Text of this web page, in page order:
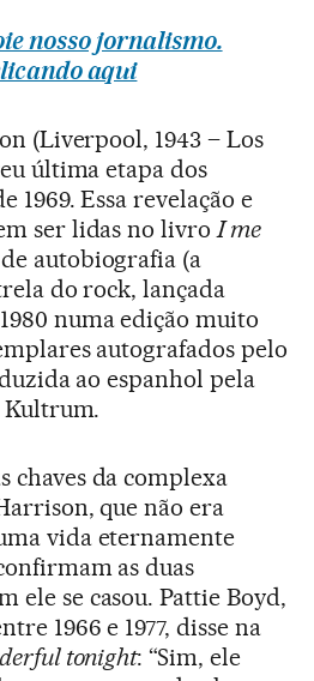
nosso jornalismo.
aqui
(Liverpool, 1943 – Los
última etapa dos
1969. Essa revelação e
ser lidas no livroI me
autobiografia (a
do rock, lançada
numa edição muito
autografados pelo
ao espanhol pela
chaves da complexa
que não era
vida eternamente
as duas
ele se casou. Pattie Boyd,
1966 e 1977, disse na
tonight: “Sim, ele